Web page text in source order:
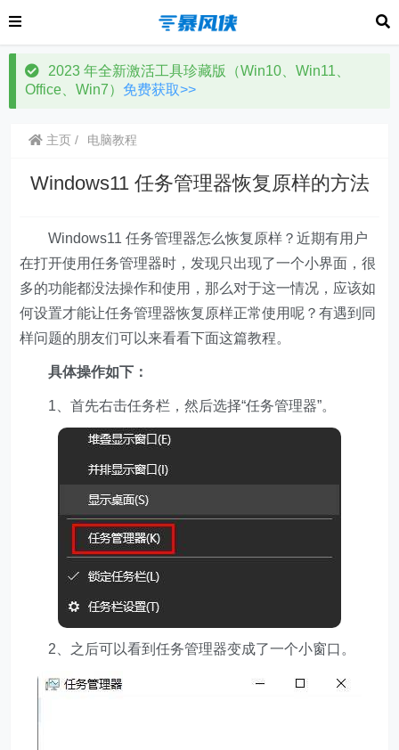
2023 年全新激活工具珍藏版（Win10、Win11、
Office、Win7） 免费获取>>
主页 电脑教程
Windows11 任务管理器恢复原样的方法
Windows11 任务管理器怎么恢复原样？近期有用户
在打开使用任务管理器时，发现只出现了一个小界面，很
多的功能都没法操作和使用，那么对于这一情况，应该如
何设置才能让任务管理器恢复原样正常使用呢？有遇到同
样问题的朋友们可以来看看下面这篇教程。
具体操作如下：
1、首先右击任务栏，然后选择“任务管理器”。
2、之后可以看到任务管理器变成了一个小窗口。